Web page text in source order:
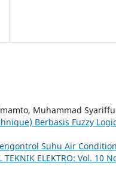
Muhammad
Berbasis Fuzzy
Suhu Air
TEKNIK ELEKTRO: Vol. 10